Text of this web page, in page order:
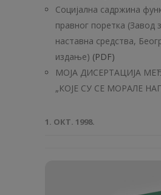
Социјална садржина
правног поретка (Завод
наставна средства,
издање) (PDF)
МОЈА ДИСЕРТАЦИЈА
„КОЈЕ СУ СЕ МОРАЛЕ
1. ОКТ. 1998.